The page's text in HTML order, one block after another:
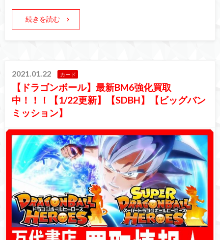
続きを読む
2021.01.22 カード
【ドラゴンボール】最新BM6強化買取
中！！！【1/22更新】【SDBH】【ビッグバン
ミッション】